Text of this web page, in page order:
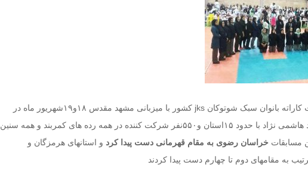
بانوان سبک شوتوکان jks
کشور با میزبانی مشهد مقدس ۱۸و۱۹شهریور ماه در
مجموعه ورزشی شهید هاشمی نژاد با حدود ۱۵استان و۵۵۰نفر شرکت کننده در همه رده های کمربند و همه سنین
مسابقات خراسان رضوی به مقام قهرمانی دست پیدا کرد و استانهای هرمزگان و
به مقامهای دوم تا چهارم دست پیدا کردند